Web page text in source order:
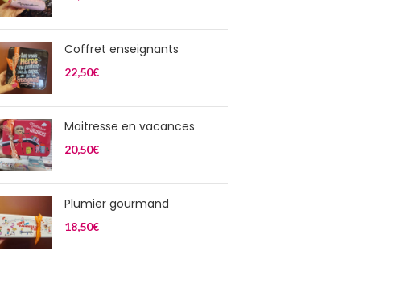
Coffret enseignants
22,50€
Maitresse en vacances
20,50€
Plumier gourmand
18,50€